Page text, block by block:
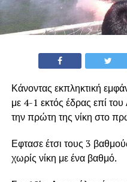
Κάνοντας εκπληκτική
με 4-1 εκτός έδρας επί
την πρώτη της νίκη στο
Εφτασε έτσι τους 3
χωρίς νίκη με ένα βαθμό.